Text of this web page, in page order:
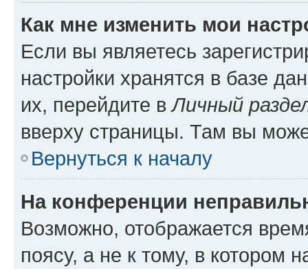
Как мне изменить мои
Если вы являетесь
настройки хранятся в базе
их, перейдите вЛичный
вверху страницы. Там вы
Вернуться к началу
На конференции
Возможно, отображается
поясу, а не к тому, в котором